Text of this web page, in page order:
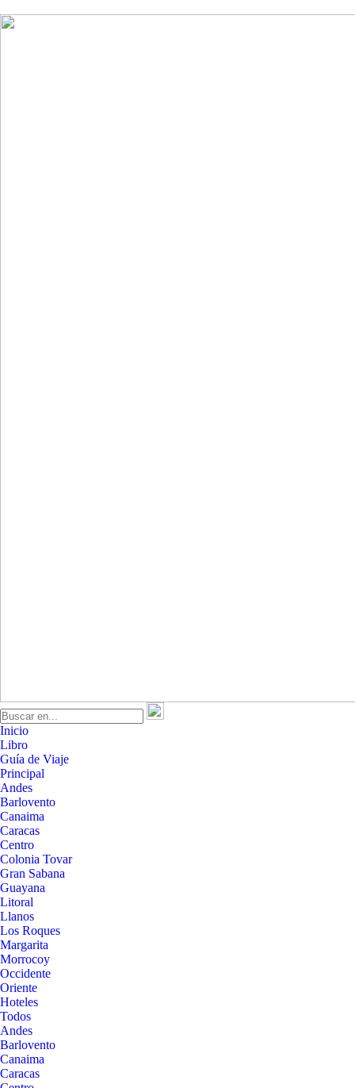
Inicio
Libro
Guía de Viaje
Principal
Andes
Barlovento
Canaima
Caracas
Centro
Colonia Tovar
Gran Sabana
Guayana
Litoral
Llanos
Los Roques
Margarita
Morrocoy
Occidente
Oriente
Hoteles
Todos
Andes
Barlovento
Canaima
Caracas